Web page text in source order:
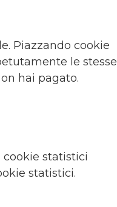
Piazzando cookie
le stesse
hai pagato.
statistici
statistici.